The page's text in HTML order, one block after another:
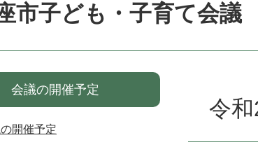
市子ども・子育て会議
令
会議の開催予定
開催予定